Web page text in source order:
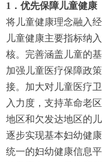
1．优先保障儿童健康
将儿童健康理念融入
儿童健康主要指标纳
核。完善涵盖儿童的
加强儿童医疗保障政
接。加大对儿童医疗
入力度，支持革命老
地区和欠发达地区的
逐步实现基本妇幼健
统一的妇幼健康信息